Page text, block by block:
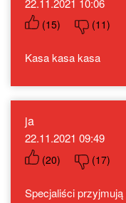
22.11.2021 10:06
(15) (11)
Kasa kasa kasa
ja
22.11.2021 09:49
(20) (17)
Specjaliści